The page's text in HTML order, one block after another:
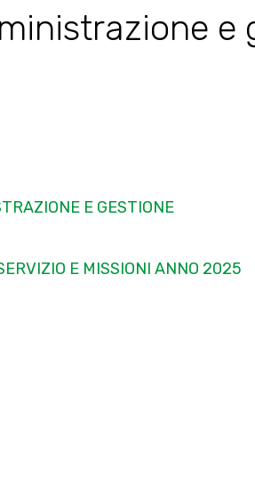
e
E GESTIONE
E MISSIONI ANNO 2025